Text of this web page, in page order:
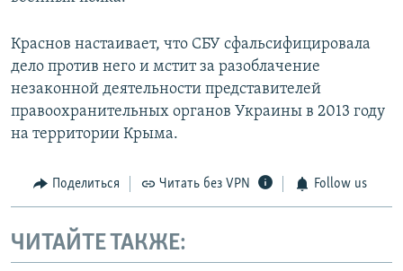
Краснов настаивает, что СБУ сфальсифицировала
дело против него и мстит за разоблачение
незаконной деятельности представителей
правоохранительных органов Украины в 2013 году
на территории Крыма.
Поделиться Читать без VPN Follow us
ЧИТАЙТЕ ТАКЖЕ: